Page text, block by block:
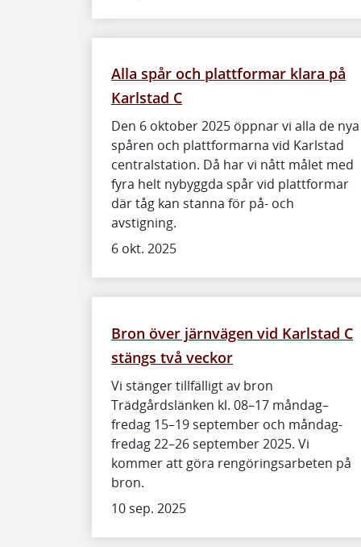
Alla spår och plattformar klara på
Karlstad C
Den 6 oktober 2025 öppnar vi alla de nya
spåren och plattformarna vid Karlstad
centralstation. Då har vi nått målet med
fyra helt nybyggda spår vid plattformar
där tåg kan stanna för på- och
avstigning.
6 okt. 2025
Bron över järnvägen vid Karlstad C
stängs två veckor
Vi stänger tillfälligt av bron
Trädgårdslänken kl. 08–17 måndag–
fredag 15–19 september och måndag-
fredag 22–26 september 2025. Vi
kommer att göra rengöringsarbeten på
bron.
10 sep. 2025